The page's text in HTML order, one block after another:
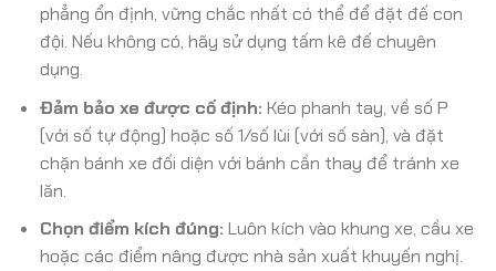
phẳng ổn định, vững chắc nhất có thể để đặt đế con
đội. Nếu không có, hãy sử dụng tấm kê đế chuyên
dụng.
Đảm bảo xe được cố định: Kéo phanh tay, về số P
(với số tự động) hoặc số 1/số lùi (với số sàn), và đặt
chặn bánh xe đối diện với bánh cần thay để tránh xe
lăn.
Chọn điểm kích đúng: Luôn kích vào khung xe, cầu xe
hoặc các điểm nâng được nhà sản xuất khuyến nghị.